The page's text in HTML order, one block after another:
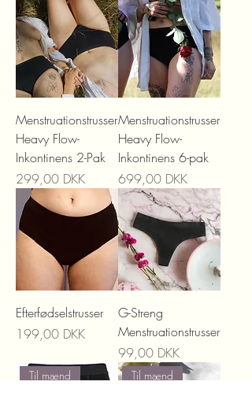
Menstruationstrusser
Heavy Flow-
Inkontinens 2-Pak
Precio
299,00 DKK
Menstruationstrusser
Heavy Flow-
Inkontinens 6-pak
Precio
699,00 DKK
Efterfødselstrusser
Precio
199,00 DKK
G-Streng
Menstruationstrusser
Precio
99,00 DKK
Til mænd Til mænd